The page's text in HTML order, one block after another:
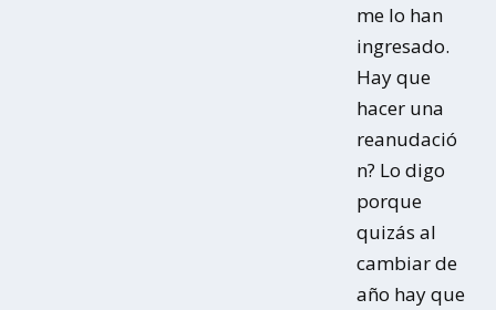
me lo han
ingresado.
Hay que
hacer una
reanudació
n? Lo digo
porque
quizás al
cambiar de
año hay que